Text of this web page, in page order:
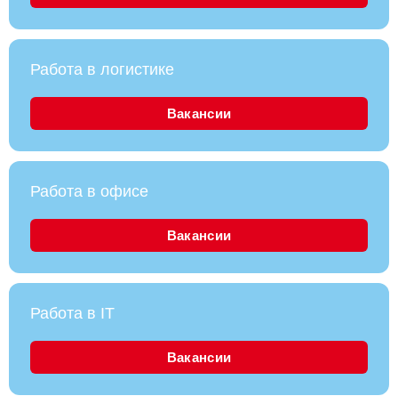
Работа в логистике
Вакансии
Работа в офисе
Вакансии
Работа в IT
Вакансии